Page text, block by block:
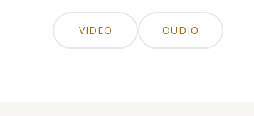
VIDEO OUDIO